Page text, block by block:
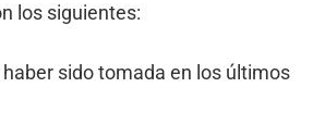
los siguientes:
sido tomada en los últimos